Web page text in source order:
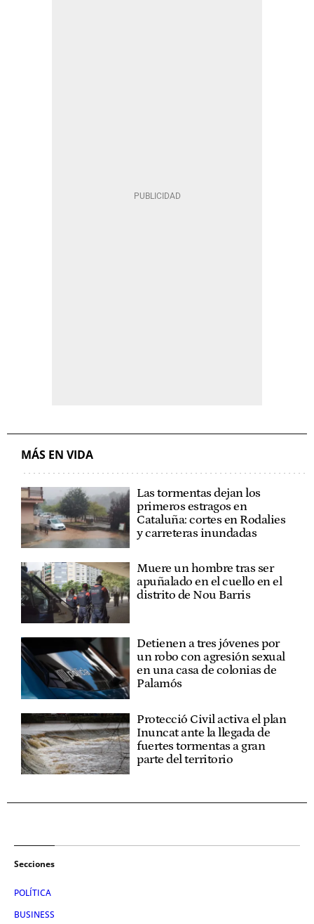
MÁS EN VIDA
Las tormentas dejan los
primeros estragos en
Cataluña: cortes en Rodalies
y carreteras inundadas
Muere un hombre tras ser
apuñalado en el cuello en el
distrito de Nou Barris
Detienen a tres jóvenes por
un robo con agresión sexual
en una casa de colonias de
Palamós
Protecció Civil activa el plan
Inuncat ante la llegada de
fuertes tormentas a gran
parte del territorio
Secciones
POLÍTICA
BUSINESS